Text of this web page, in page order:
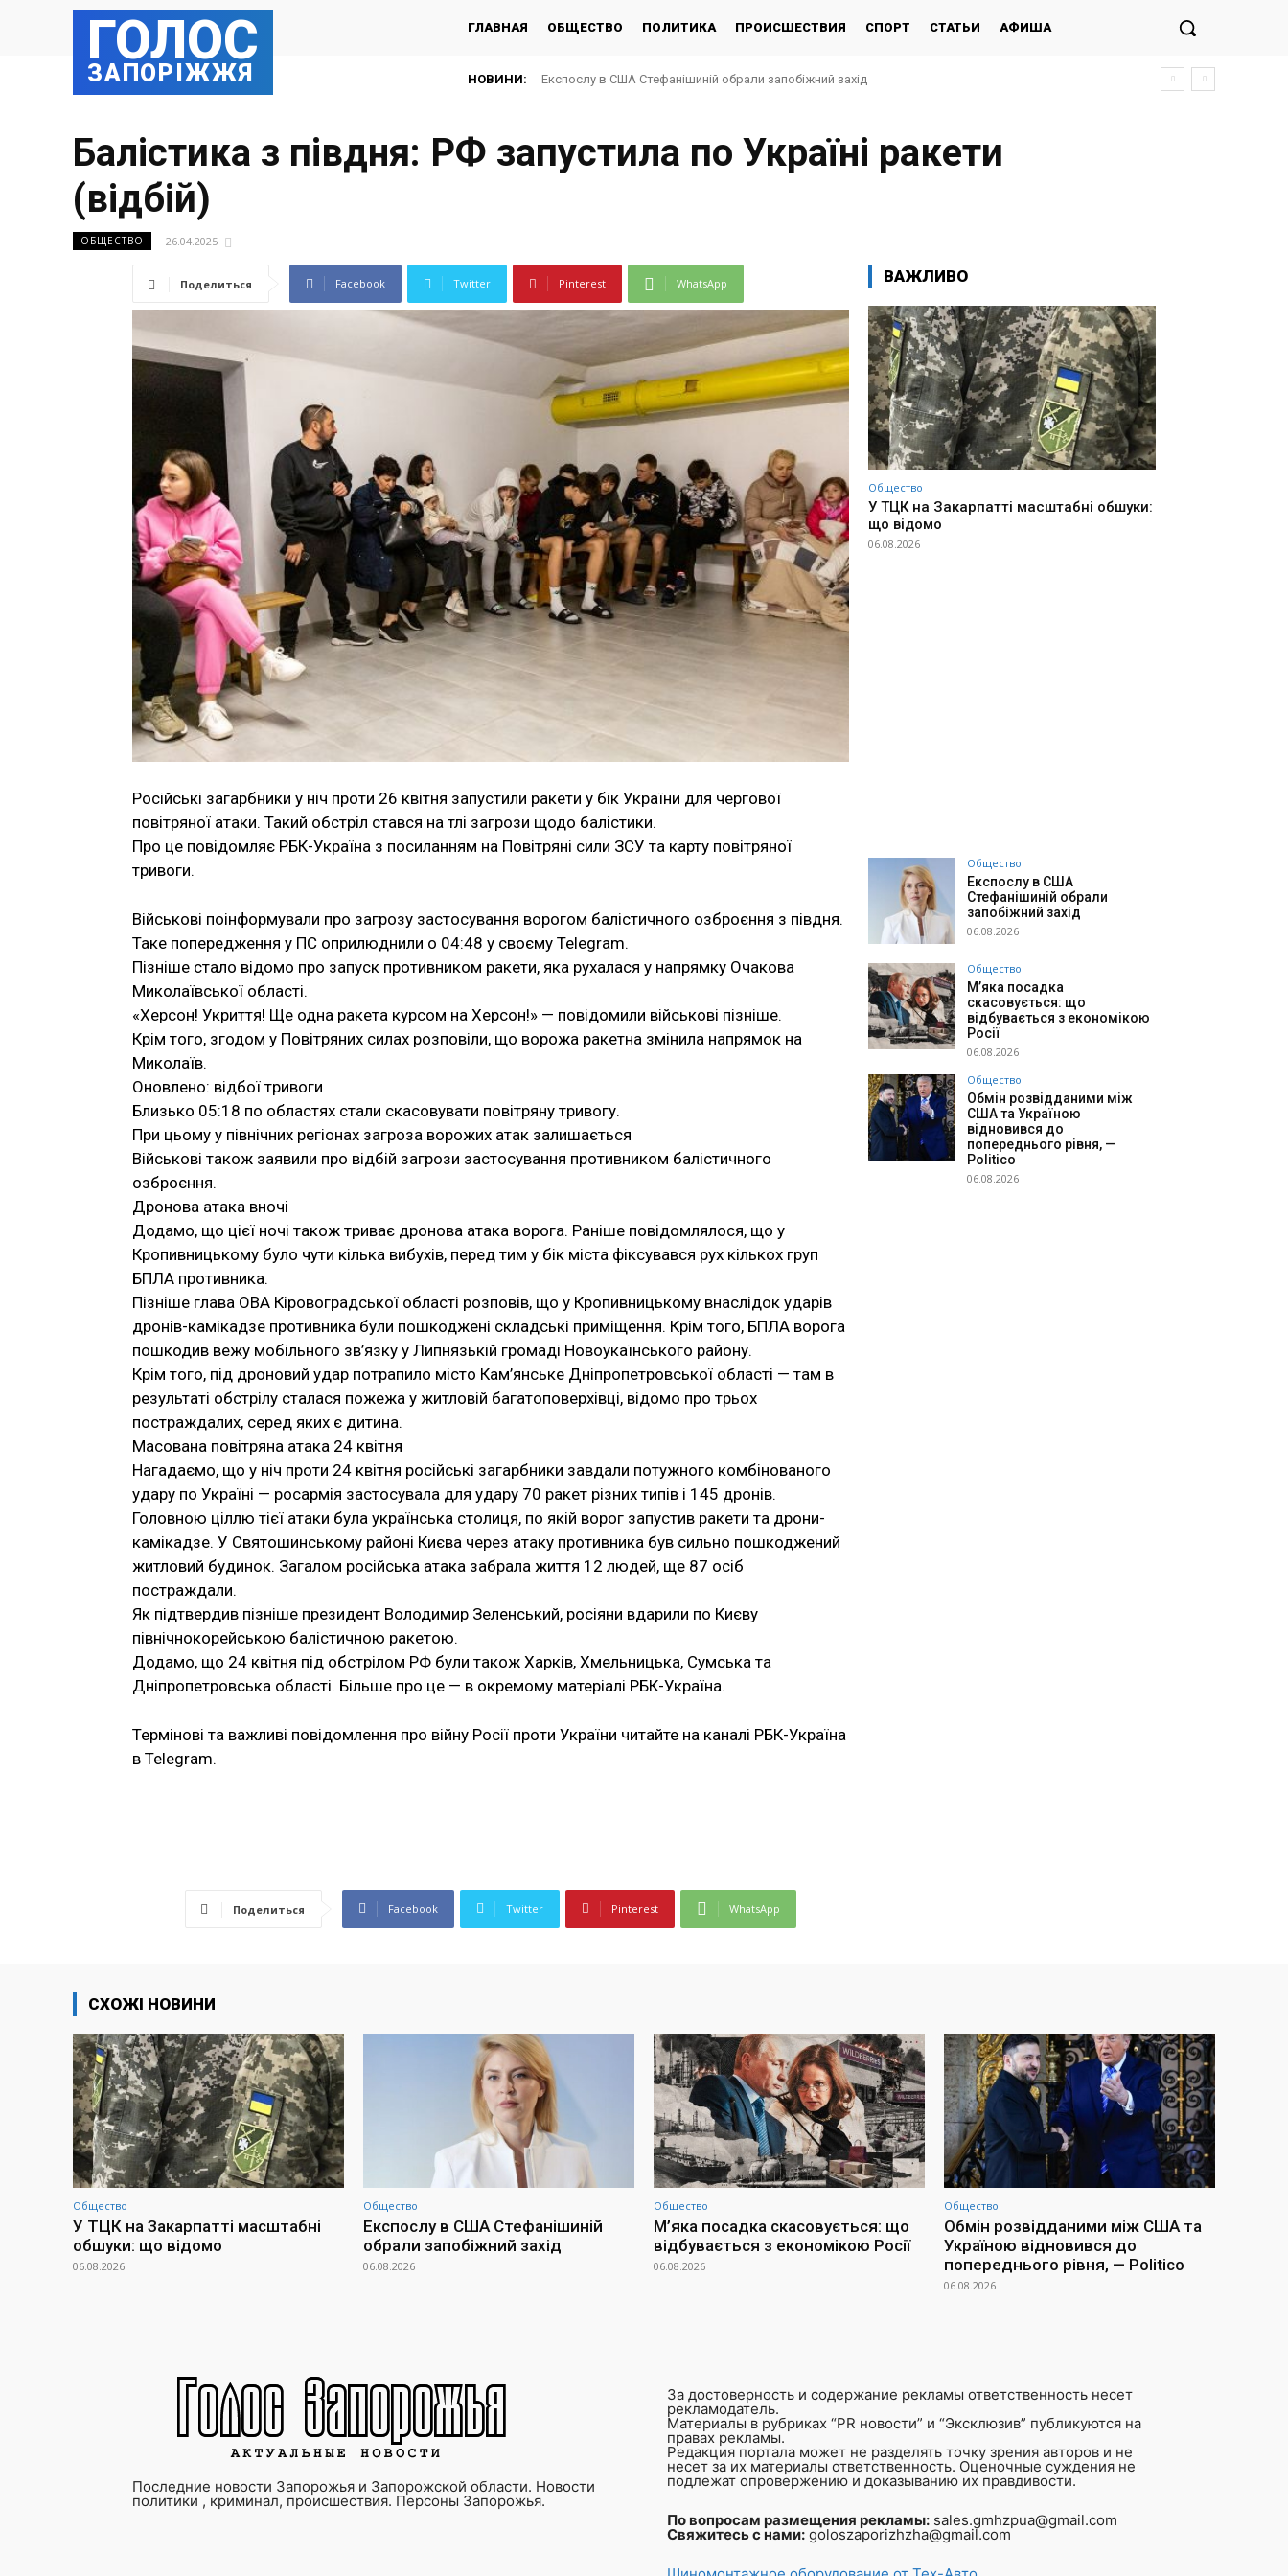
ГОЛОС
ЗАПОРІЖЖЯ
ГЛАВНАЯ ОБЩЕСТВО ПОЛИТИКА ПРОИСШЕСТВИЯ СПОРТ СТАТЬИ АФИША
НОВИНИ: Експослу в США Стефанішиній обрали запобіжний захід
Балістика з півдня: РФ запустила по Україні ракети
(відбій)
ОБЩЕСТВО 26.04.2025
Поделиться Facebook Twitter Pinterest WhatsApp
Російські загарбники у ніч проти 26 квітня запустили ракети у бік України для чергової
повітряної атаки. Такий обстріл стався на тлі загрози щодо балістики.
Про це повідомляє РБК-Україна з посиланням на Повітряні сили ЗСУ та карту повітряної
тривоги.
Військові поінформували про загрозу застосування ворогом балістичного озброєння з півдня.
Таке попередження у ПС оприлюднили о 04:48 у своєму Telegram.
Пізніше стало відомо про запуск противником ракети, яка рухалася у напрямку Очакова
Миколаївської області.
«Херсон! Укриття! Ще одна ракета курсом на Херсон!» — повідомили військові пізніше.
Крім того, згодом у Повітряних силах розповіли, що ворожа ракетна змінила напрямок на
Миколаїв.
Оновлено: відбої тривоги
Близько 05:18 по областях стали скасовувати повітряну тривогу.
При цьому у північних регіонах загроза ворожих атак залишається
Військові також заявили про відбій загрози застосування противником балістичного
озброєння.
Дронова атака вночі
Додамо, що цієї ночі також триває дронова атака ворога. Раніше повідомлялося, що у
Кропивницькому було чути кілька вибухів, перед тим у бік міста фіксувався рух кількох груп
БПЛА противника.
Пізніше глава ОВА Кіровоградської області розповів, що у Кропивницькому внаслідок ударів
дронів-камікадзе противника були пошкоджені складські приміщення. Крім того, БПЛА ворога
пошкодив вежу мобільного зв’язку у Липнязькій громаді Новоукаїнського району.
Крім того, під дроновий удар потрапило місто Кам’янське Дніпропетровської області — там в
результаті обстрілу сталася пожежа у житловій багатоповерхівці, відомо про трьох
постраждалих, серед яких є дитина.
Масована повітряна атака 24 квітня
Нагадаємо, що у ніч проти 24 квітня російські загарбники завдали потужного комбінованого
удару по Україні — росармія застосувала для удару 70 ракет різних типів і 145 дронів.
Головною ціллю тієї атаки була українська столиця, по якій ворог запустив ракети та дрони-
камікадзе. У Святошинському районі Києва через атаку противника був сильно пошкоджений
житловий будинок. Загалом російська атака забрала життя 12 людей, ще 87 осіб
постраждали.
Як підтвердив пізніше президент Володимир Зеленський, росіяни вдарили по Києву
північнокорейською балістичною ракетою.
Додамо, що 24 квітня під обстрілом РФ були також Харків, Хмельницька, Сумська та
Дніпропетровська області. Більше про це — в окремому матеріалі РБК-Україна.
Термінові та важливі повідомлення про війну Росії проти України читайте на каналі РБК-Україна
в Telegram.
Поделиться Facebook Twitter Pinterest WhatsApp
ВАЖЛИВО
Общество
У ТЦК на Закарпатті масштабні обшуки:
що відомо
06.08.2026
Общество
Експослу в США
Стефанішиній обрали
запобіжний захід
06.08.2026
Общество
М’яка посадка
скасовується: що
відбувається з економікою
Росії
06.08.2026
Общество
Обмін розвідданими між
США та Україною
відновився до
попереднього рівня, —
Politico
06.08.2026
СХОЖІ НОВИНИ
Общество
У ТЦК на Закарпатті масштабні
обшуки: що відомо
06.08.2026
Общество
Експослу в США Стефанішиній
обрали запобіжний захід
06.08.2026
Общество
М’яка посадка скасовується: що
відбувається з економікою Росії
06.08.2026
Общество
Обмін розвідданими між США та
Україною відновився до
попереднього рівня, — Politico
06.08.2026
Последние новости Запорожья и Запорожской области. Новости
политики , криминал, происшествия. Персоны Запорожья.
За достоверность и содержание рекламы ответственность несет
рекламодатель.
Материалы в рубриках “PR новости” и “Эксклюзив” публикуются на
правах рекламы.
Редакция портала может не разделять точку зрения авторов и не
несет за их материалы ответственность. Оценочные суждения не
подлежат опровержению и доказыванию их правдивости.
По вопросам размещения рекламы: sales.gmhzpua@gmail.com
Свяжитесь с нами: goloszaporizhzha@gmail.com